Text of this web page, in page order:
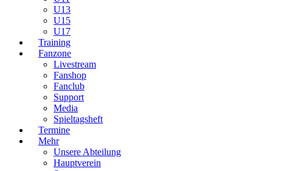
U13
U15
U17
Training
Fanzone
Livestream
Fanshop
Fanclub
Support
Media
Spieltagsheft
Termine
Mehr
Unsere Abteilung
Hauptverein